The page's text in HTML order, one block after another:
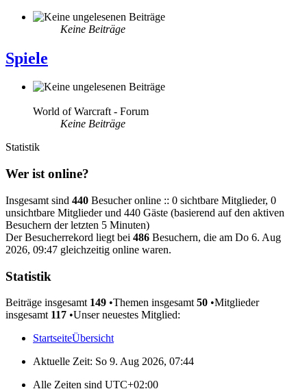
Keine Beiträge
Spiele
World of Warcraft - Forum
Keine Beiträge
Statistik
Wer ist online?
Insgesamt sind 440 Besucher online :: 0 sichtbare Mitglieder, 0
unsichtbare Mitglieder und 440 Gäste (basierend auf den aktiven
Besuchern der letzten 5 Minuten)
Der Besucherrekord liegt bei 486 Besuchern, die am Do 6. Aug
2026, 09:47 gleichzeitig online waren.
Statistik
Beiträge insgesamt 149 •Themen insgesamt 50 •Mitglieder
insgesamt 117 •Unser neuestes Mitglied:
StartseiteÜbersicht
Aktuelle Zeit: So 9. Aug 2026, 07:44
Alle Zeiten sind UTC+02:00